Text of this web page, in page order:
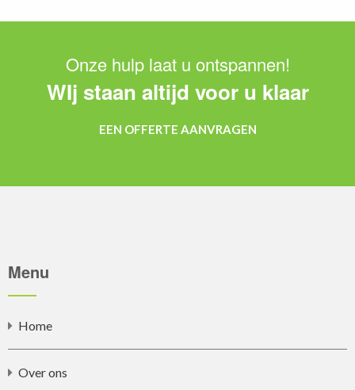
Onze hulp laat u ontspannen!
WIj staan altijd voor u klaar
EEN OFFERTE AANVRAGEN
Menu
Home
Over ons